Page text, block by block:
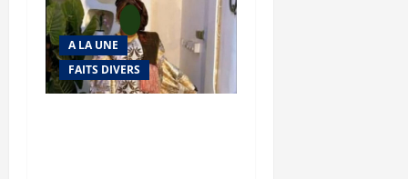
A LA UNE
FAITS DIVERS